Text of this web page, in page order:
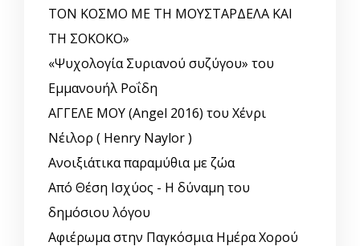
ΤΟΝ ΚΟΣΜΟ ΜΕ ΤΗ ΜΟΥΣΤΑΡΔΕΛΑ ΚΑΙ
ΤΗ ΣΟΚΟΚΟ»
«Ψυχολογία Συριανού συζύγου» του
Εμμανουήλ Ροΐδη
ΑΓΓΕΛΕ ΜΟΥ (Angel 2016) του Χένρι
Νέιλορ ( Henry Naylor )
Ανοιξιάτικα παραμύθια με ζώα
Από Θέση Ισχύος - Η δύναμη του
δημόσιου λόγου
Αφιέρωμα στην Παγκόσμια Ημέρα Χορού